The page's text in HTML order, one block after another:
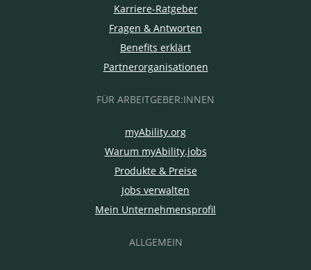
Karriere-Ratgeber
Fragen & Antworten
Benefits erklärt
Partnerorganisationen
FÜR ARBEITGEBER:INNEN
myAbility.org
Warum myAbility.jobs
Produkte & Preise
Jobs verwalten
Mein Unternehmensprofil
ALLGEMEIN